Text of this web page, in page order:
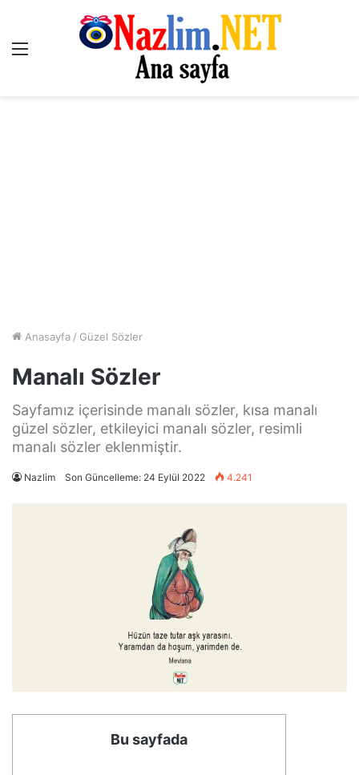
Menü
Anasayfa / Güzel Sözler
Manalı Sözler
Sayfamız içerisinde manalı sözler, kısa manalı
güzel sözler, etkileyici manalı sözler, resimli
manalı sözler eklenmiştir.
Nazlim Son Güncelleme: 24 Eylül 2022 4.241
Bu sayfada